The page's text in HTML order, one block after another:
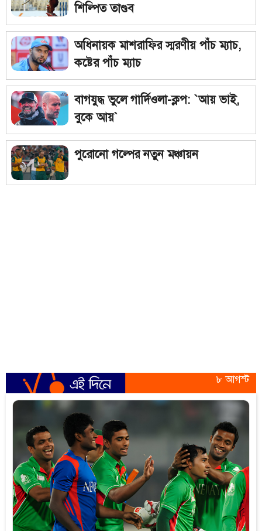
শিল্পিত তাণ্ডব
অধিনায়ক মাশরাফির স্মরণীয় পাঁচ ম্যাচ,
কষ্টের পাঁচ ম্যাচ
বাগযুদ্ধ ভুলে গার্দিওলা-ক্লপ: `আয় ভাই,
বুকে আয়`
পুরোনো গল্পের নতুন মঞ্চায়ন
৮ আগস্ট